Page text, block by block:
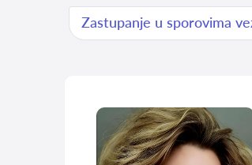
Zastupanje u sporovima